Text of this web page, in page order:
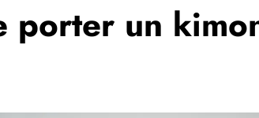
porter un